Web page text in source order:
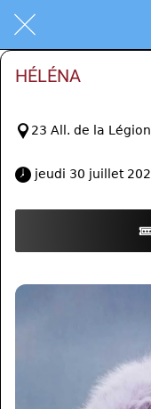
HÉLÉNA
23 All. de la
jeudi 30 juillet